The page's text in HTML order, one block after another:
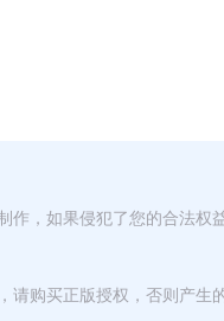
作，如果侵犯了您的合法权
请购买正版授权，否则产生